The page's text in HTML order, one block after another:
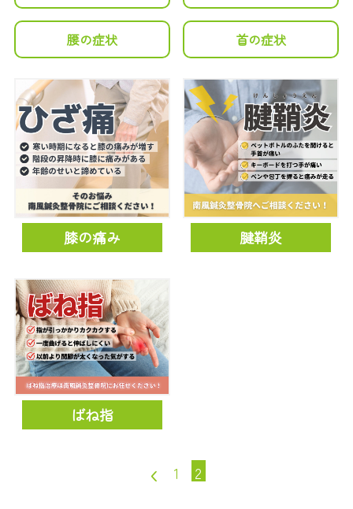
腰の症状 首の症状
膝の痛み 腱鞘炎
ばね指
‹ 1 2